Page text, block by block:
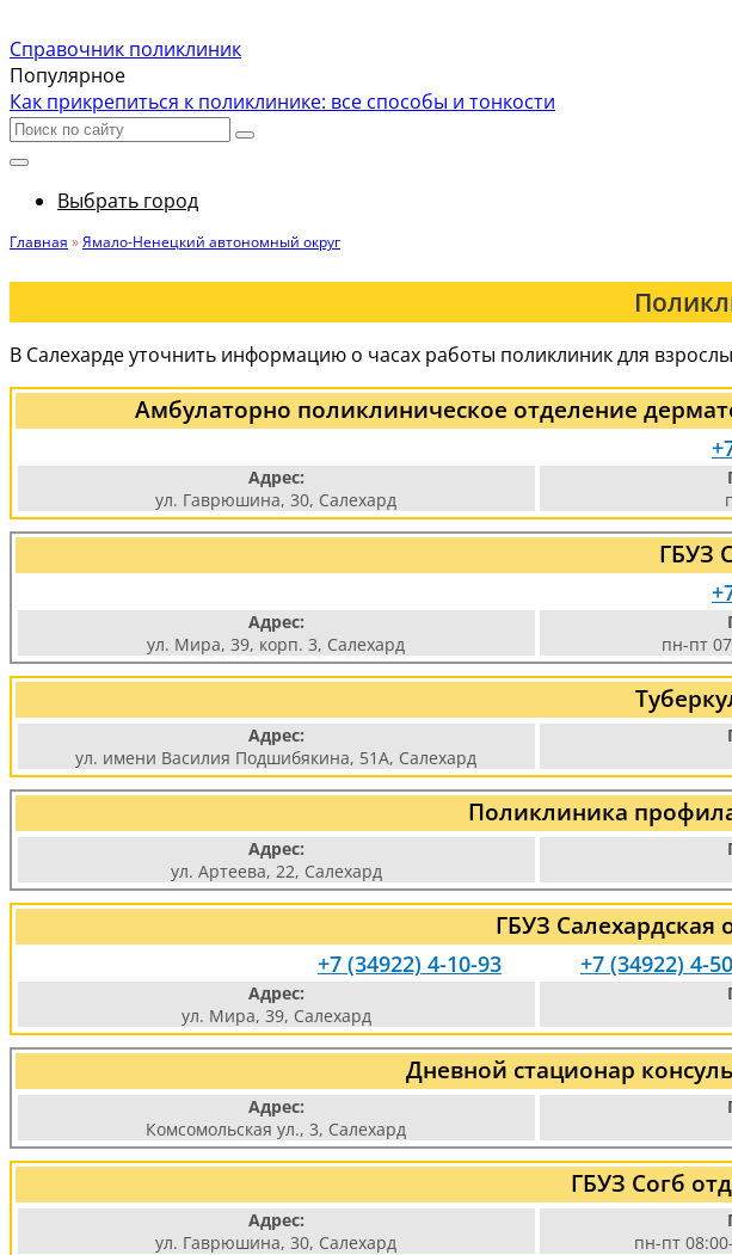
Справочник поликлиник
Популярное
Как прикрепиться к поликлинике: все способы и тонкости
Выбрать город
Главная »Ямало-Ненецкий автономный округ
В Салехарде уточнить информацию о часах работы поликлиник для
Амбулаторно поликлиническое отделение
Адрес:
ул. Гаврюшина, 30, Салехард
ГБУЗ
Адрес:
ул. Мира, 39, корп. 3, Салехард
пн-пт
Адрес:
ул. имени Василия Подшибякина, 51А, Салехард
Поликлиника
Адрес:
ул. Артеева, 22, Салехард
ГБУЗ Салехардская
+7 (34922) 4-10-93 +7 (34922) 4-
Адрес:
ул. Мира, 39, Салехард
Дневной стационар
Адрес:
Комсомольская ул., 3, Салехард
ГБУЗ Согб
Адрес:
ул. Гаврюшина, 30, Салехард
пн-пт